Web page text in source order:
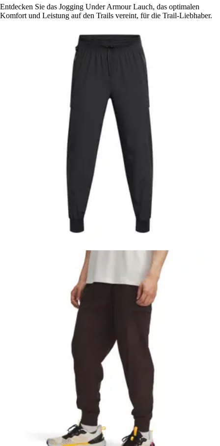
Entdecken Sie das Jogging Under Armour Lauch, das optimalen
Komfort und Leistung auf den Trails vereint, für die Trail-Liebhaber.